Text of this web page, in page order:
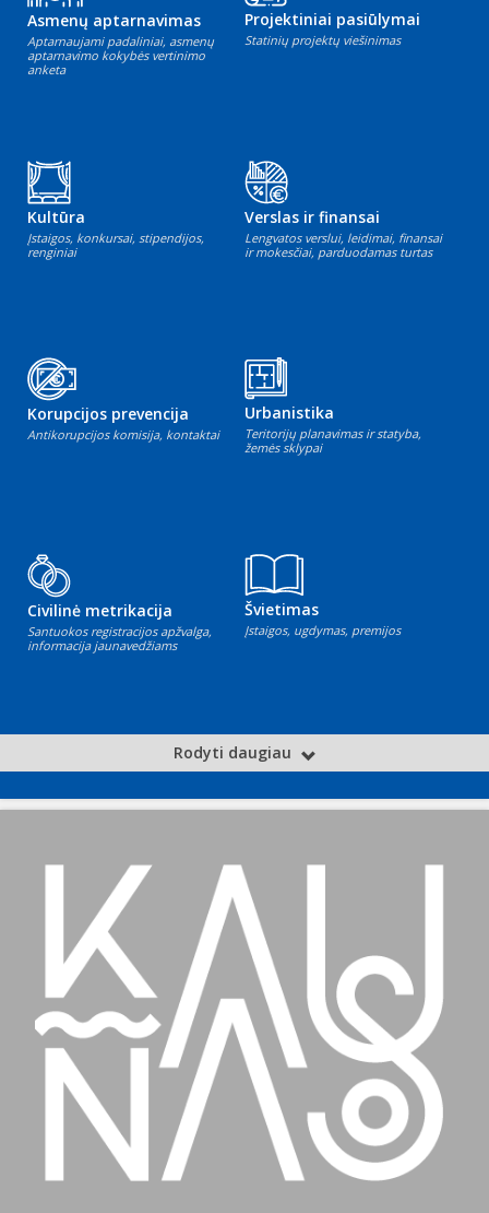
Asmenų aptarnavimas
Aptarnaujami padaliniai, asmenų
aptarnavimo kokybės vertinimo
anketa
Projektiniai pasiūlymai
Statinių projektų viešinimas
Kultūra
Įstaigos, konkursai, stipendijos,
renginiai
Verslas ir finansai
Lengvatos verslui, leidimai, finansai
ir mokesčiai, parduodamas turtas
Korupcijos prevencija
Antikorupcijos komisija, kontaktai
Urbanistika
Teritorijų planavimas ir statyba,
žemės sklypai
Civilinė metrikacija
Santuokos registracijos apžvalga,
informacija jaunavedžiams
Švietimas
Įstaigos, ugdymas, premijos
Rodyti daugiau